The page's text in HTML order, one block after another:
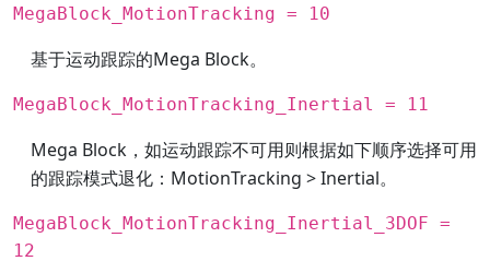
MegaBlock_MotionTracking = 10
基于运动跟踪的Mega Block。
MegaBlock_MotionTracking_Inertial = 11
Mega Block，如运动跟踪不可用则根据如下顺序选择可用
的跟踪模式退化：MotionTracking > Inertial。
MegaBlock_MotionTracking_Inertial_3DOF =
12